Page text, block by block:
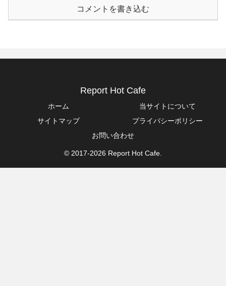
コメントを書き込む
Report Hot Cafe
ホーム
当サイトについて
サイトマップ
プライバシーポリシー
お問い合わせ
© 2017-2026 Report Hot Cafe.